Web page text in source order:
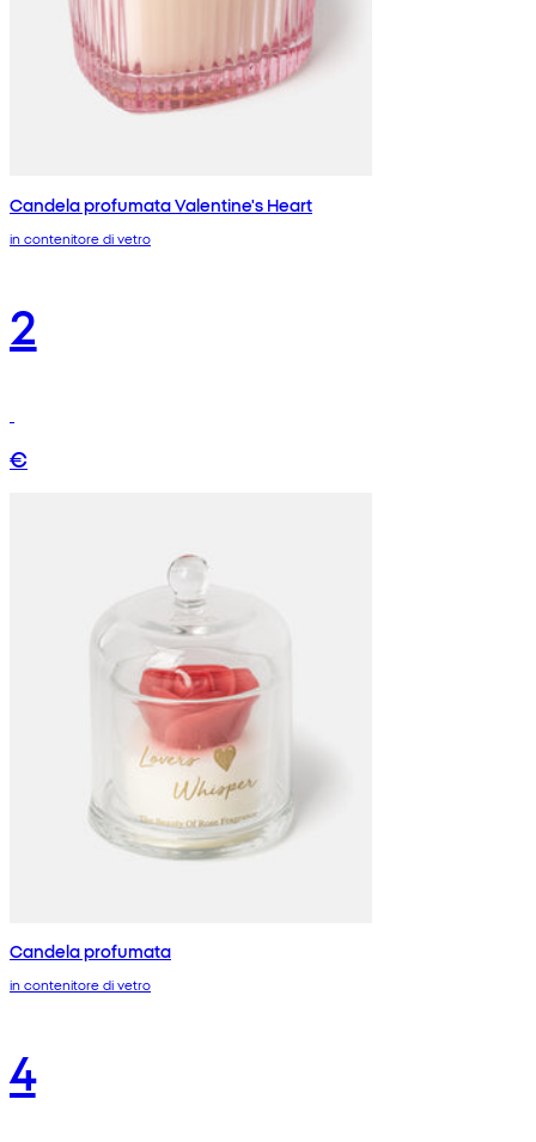
Candela profumata Valentine's Heart
in contenitore di vetro
2
€
Candela profumata
in contenitore di vetro
4